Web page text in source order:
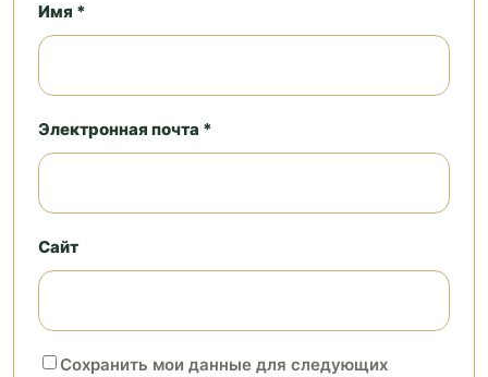
Имя *
Электронная почта *
Сайт
Сохранить мои данные для следующих